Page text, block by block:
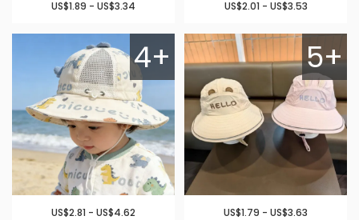
US$2.01 - US$3.53
US$1.89 - US$3.34
5+
US$1.79 - US$3.63
4+
US$2.81 - US$4.62